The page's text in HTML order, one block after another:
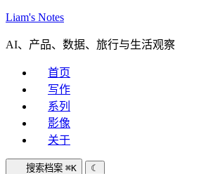
Liam's Notes
AI、产品、数据、旅行与生活观察
首页
写作
系列
影像
关于
搜索档案 ⌘K ☾